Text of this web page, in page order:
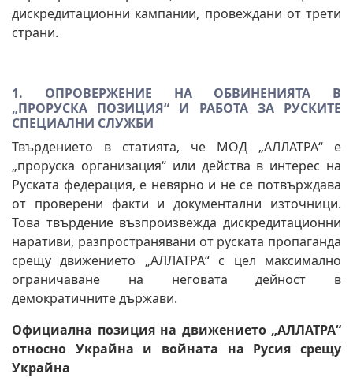
дискредитационни кампании, провеждани от трети
страни.
1. ОПРОВЕРЖЕНИЕ НА ОБВИНЕНИЯТА В
„ПРОРУСКА ПОЗИЦИЯ“ И РАБОТА ЗА РУСКИТЕ
СПЕЦИАЛНИ СЛУЖБИ
Твърдението в статията, че МОД „АЛЛАТРА“ е
„проруска организация“ или действа в интерес на
Руската федерация, е невярно и не се потвърждава
от проверени факти и документални източници.
Това твърдение възпроизвежда дискредитационни
наративи, разпространявани от руската пропаганда
срещу движението „АЛЛАТРА“ с цел максимално
ограничаване на неговата дейност в
демократичните държави.
Официална позиция на движението „АЛЛАТРА“
относно Украйна и войната на Русия срещу
Украйна